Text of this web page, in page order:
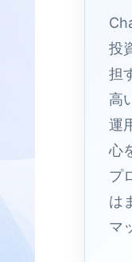
投
担
高
運
心
プ
は
マ